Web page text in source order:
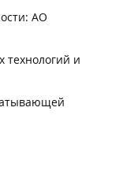
АО
технологий и